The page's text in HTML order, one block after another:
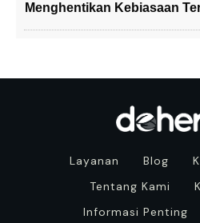
Menghentikan Kebiasaan
Layanan Blog
Tentang Kami
Informasi Penting